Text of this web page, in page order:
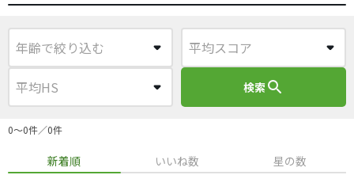
検索search
0〜0件／0件
新着順 いいね数 星の数